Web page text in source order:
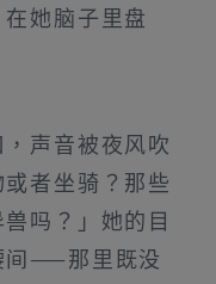
她脑子里盘
，声音被夜风吹
者坐骑？那些
吗？」她的目
间——那里既没